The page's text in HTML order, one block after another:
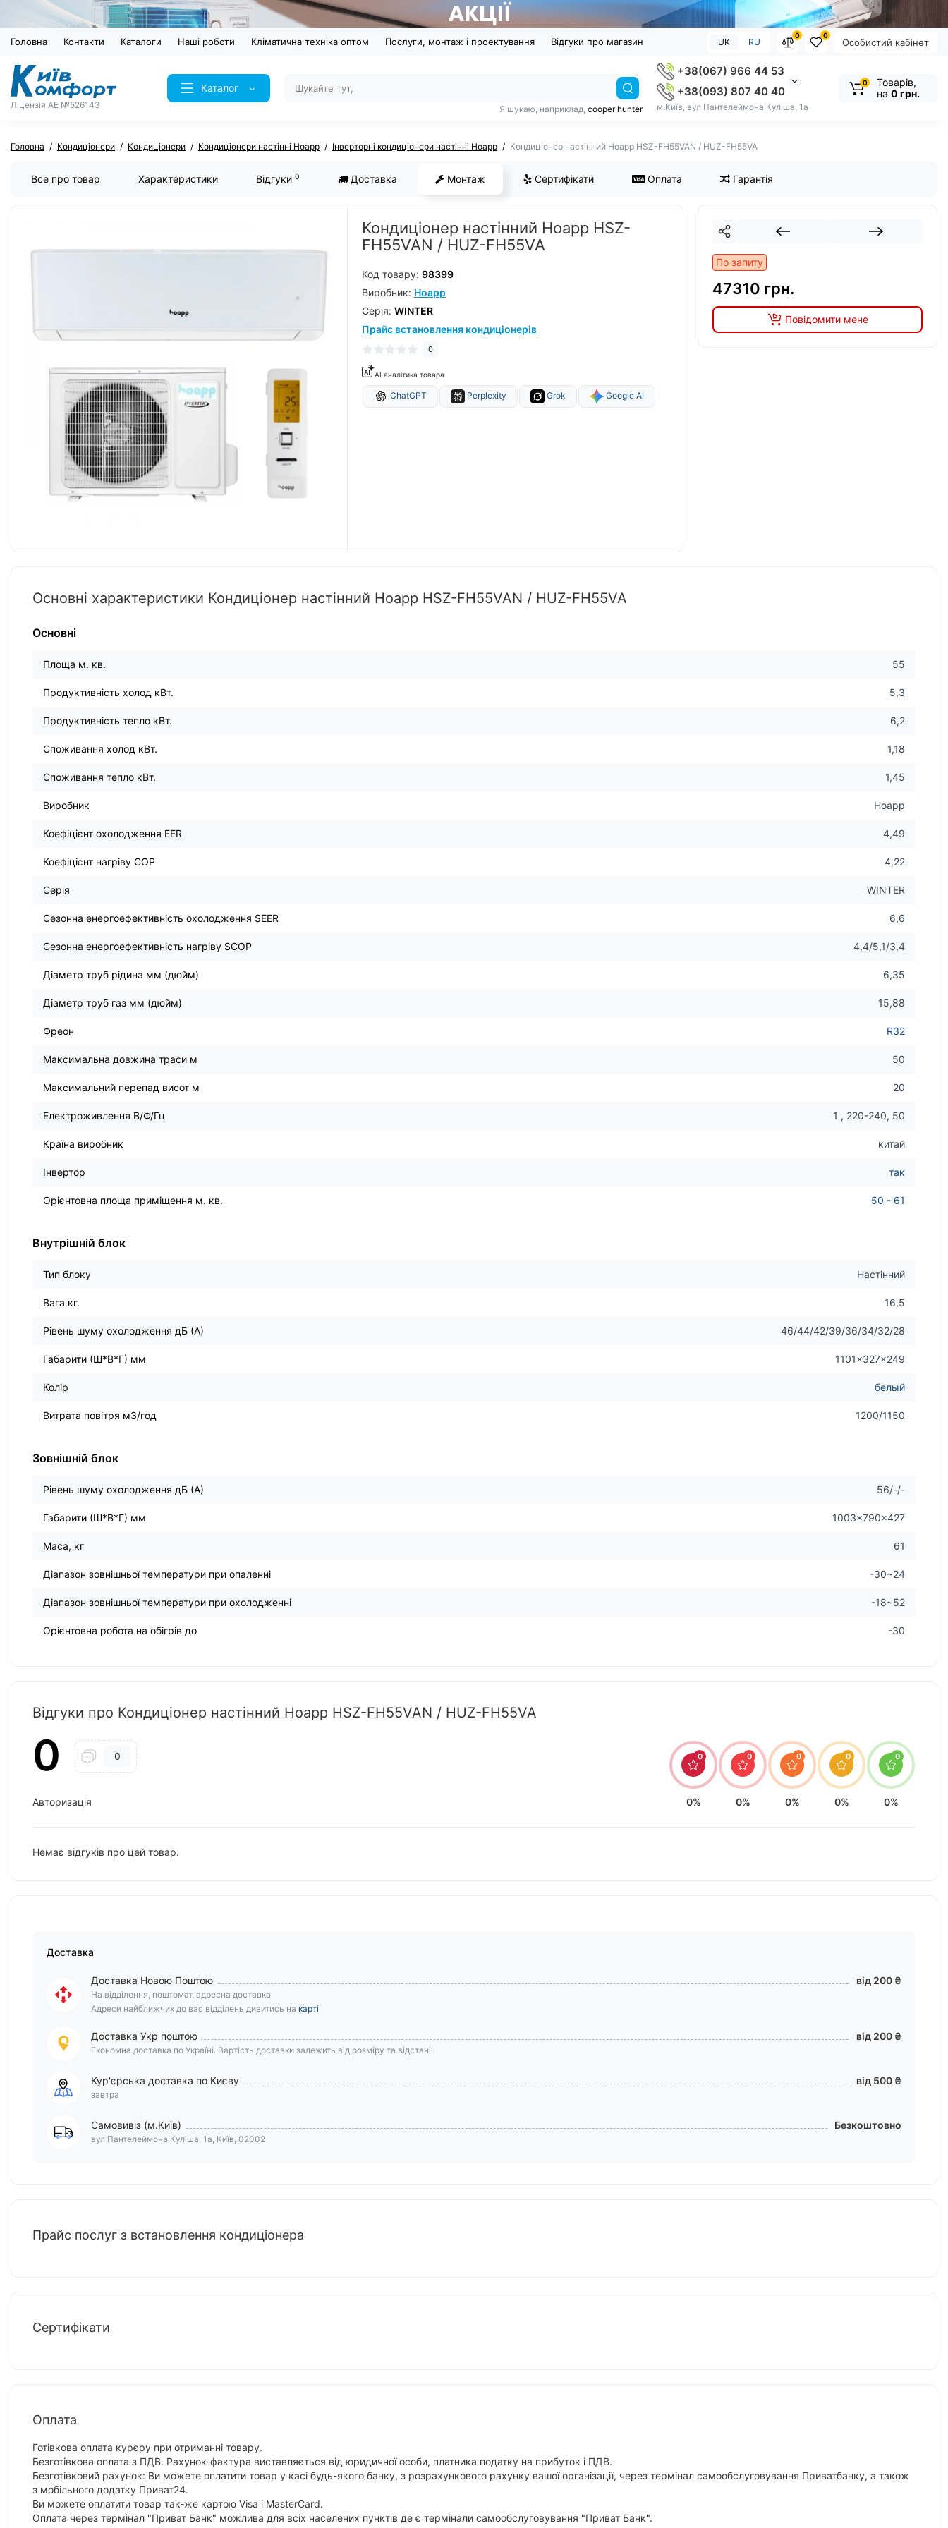
Головна Контакти Каталоги Наші роботи Кліматична техніка оптом Послуги, монтаж і проектування Відгуки про магазин Особистий кабінет
0
0
UK RU
Ліцензія AE №526143
Каталог
+38(067) 966 44 53
+38(093) 807 40 40
м.Київ, вул Пантелеймона Куліша, 1а
Я шукаю, наприклад, cooper hunter
0
Товарів,
на 0 грн.
Головна Кондиціонери Кондиціонери Кондиціонери настінні Hoapp Інверторні кондиціонери настінні Hoapp Кондиціонер настінний Hoapp HSZ-FH55VAN / HUZ-FH55VA
Все про товар Характеристики Відгуки 0 Доставка Монтаж Сертифікати Оплата Гарантія
Кондиціонер настінний Hoapp HSZ-
FH55VAN / HUZ-FH55VA
Код товару: 98399
Виробник: Hoapp
Серiя: WINTER
Прайс встановлення кондиціонерів
0
AI аналітика товара
ChatGPT Perplexity Grok Google AI
По запиту
47310 грн.
Повідомити мене
Основні характеристики Кондиціонер настінний Hoapp HSZ-FH55VAN / HUZ-FH55VA
Основні
Площа м. кв. 55
Продуктивність холод кВт. 5,3
Продуктивність тепло кВт. 6,2
Споживання холод кВт. 1,18
Споживання тепло кВт. 1,45
Виробник Hoapp
Коефіцієнт охолодження EER 4,49
Коефіцієнт нагріву COP 4,22
Серія WINTER
Сезонна енергоефективність охолодження SEER 6,6
Сезонна енергоефективність нагріву SCOP 4,4/5,1/3,4
Діаметр труб рідина мм (дюйм) 6,35
Діаметр труб газ мм (дюйм) 15,88
Фреон R32
Максимальна довжина траси м 50
Максимальний перепад висот м 20
Електроживлення В/Ф/Гц 1 , 220-240, 50
Країна виробник китай
Інвертор так
Орієнтовна площа приміщення м. кв. 50 - 61
Внутрішній блок
Тип блоку Настінний
Вага кг. 16,5
Рівень шуму охолодження дБ (А) 46/44/42/39/36/34/32/28
Габарити (Ш*В*Г) мм 1101×327×249
Колір белый
Витрата повітря м3/год 1200/1150
Зовнішній блок
Рівень шуму охолодження дБ (А) 56/-/-
Габарити (Ш*В*Г) мм 1003×790×427
Маса, кг 61
Діапазон зовнішньої температури при опаленні -30~24
Діапазон зовнішньої температури при охолодженні -18~52
Орієнтовна робота на обігрів до -30
Відгуки про Кондиціонер настінний Hoapp HSZ-FH55VAN / HUZ-FH55VA
0 0
Авторизація
0
0%
0
0%
0
0%
0
0%
0
0%
Немає відгуків про цей товар.
Доставка
Доставка Новою Поштою
На відділення, поштомат, адресна доставка
Адреси найближчих до вас відділень дивитись на карті
від 200 ₴
Доставка Укр поштою
Економна доставка по Україні. Вартість доставки залежить від розміру та відстані.
від 200 ₴
Кур'єрська доставка по Києву
завтра
від 500 ₴
Самовивіз (м.Київ)
вул Пантелеймона Куліша, 1а, Київ, 02002
Безкоштовно
Прайс послуг з встановлення кондиціонера
Сертифікати
Оплата
Готівкова оплата курєру при отриманні товару.
Безготівкова оплата з ПДВ. Рахунок-фактура виставляється від юридичної особи, платника податку на прибуток і ПДВ.
Безготівковий рахунок: Ви можете оплатити товар у касі будь-якого банку, з розрахункового рахунку вашої організації, через термінал самообслуговування Приватбанку, а також
з мобільного додатку Приват24.
Ви можете оплатити товар так-же картою Visa і MasterCard.
Оплата через термінал "Приват Банк" можлива для всіх населених пунктів де є термінали самообслуговування "Приват Банк".